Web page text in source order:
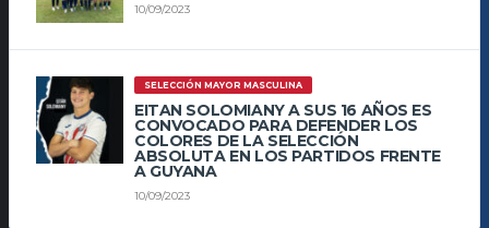
10/09/2023
SELECCIÓN MAYOR MASCULINA
EITAN SOLOMIANY A SUS 16 AÑOS ES
CONVOCADO PARA DEFENDER LOS
COLORES DE LA SELECCIÓN
ABSOLUTA EN LOS PARTIDOS FRENTE
A GUYANA
10/09/2023